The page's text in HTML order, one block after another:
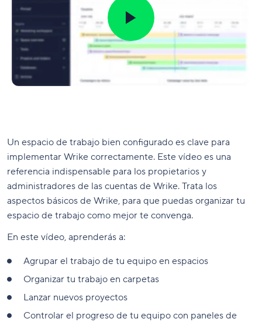
Un espacio de trabajo bien configurado es clave para
implementar Wrike correctamente. Este vídeo es una
referencia indispensable para los propietarios y
administradores de las cuentas de Wrike. Trata los
aspectos básicos de Wrike, para que puedas organizar tu
espacio de trabajo como mejor te convenga.
En este vídeo, aprenderás a:
Agrupar el trabajo de tu equipo en espacios
Organizar tu trabajo en carpetas
Lanzar nuevos proyectos
Controlar el progreso de tu equipo con paneles de